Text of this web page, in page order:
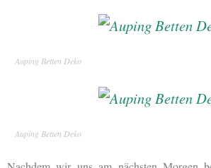
Auping Betten Deko
Auping Betten Deko